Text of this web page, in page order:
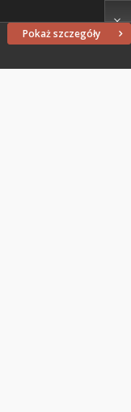
Pokaż szczegóły